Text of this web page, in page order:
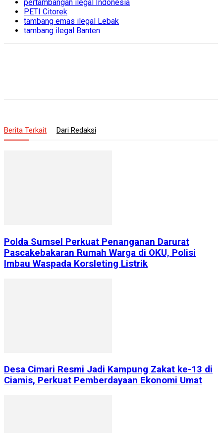
pertambangan ilegal Indonesia
PETI Citorek
tambang emas ilegal Lebak
tambang ilegal Banten
Berita Terkait Dari Redaksi
Polda Sumsel Perkuat Penanganan Darurat
Pascakebakaran Rumah Warga di OKU, Polisi
Imbau Waspada Korsleting Listrik
Desa Cimari Resmi Jadi Kampung Zakat ke-13 di
Ciamis, Perkuat Pemberdayaan Ekonomi Umat